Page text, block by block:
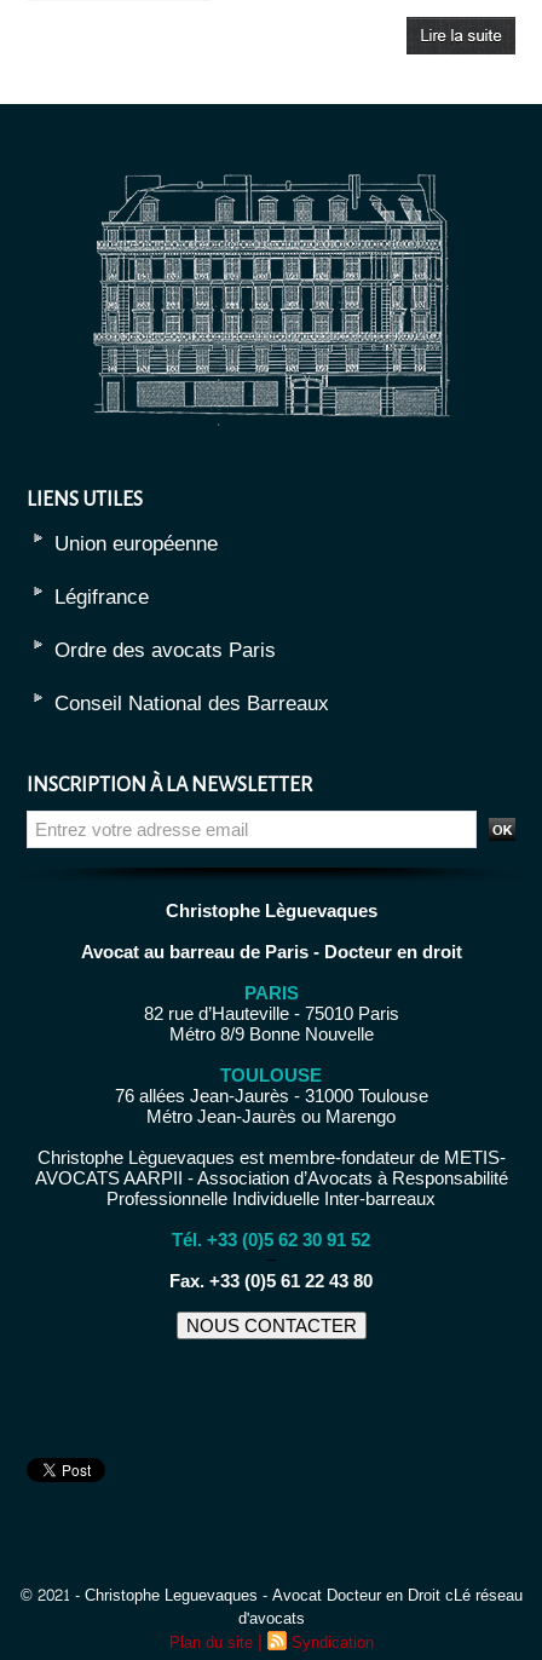
LIENS UTILES
Union européenne
Légifrance
Ordre des avocats Paris
Conseil National des Barreaux
INSCRIPTION À LA NEWSLETTER
Christophe Lèguevaques
Avocat au barreau de Paris - Docteur en droit
PARIS
82 rue d’Hauteville - 75010 Paris
Métro 8/9 Bonne Nouvelle
TOULOUSE
76 allées Jean-Jaurès - 31000 Toulouse
Métro Jean-Jaurès ou Marengo
Christophe Lèguevaques est membre-fondateur de METIS-
AVOCATS AARPII - Association d’Avocats à Responsabilité
Professionnelle Individuelle Inter-barreaux
Tél. +33 (0)5 62 30 91 52
−
Fax. +33 (0)5 61 22 43 80
NOUS CONTACTER
© 2021 - Christophe Leguevaques - Avocat Docteur en Droit cLé réseau
d'avocats
Plan du site | Syndication